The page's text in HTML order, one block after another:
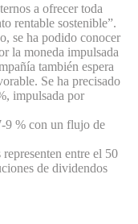
a ofrecer toda
rentable sostenible”.
se ha podido conocer
la moneda impulsada
también espera
Se ha precisado
impulsada por
9 % con un flujo de
entre el 50
de dividendos